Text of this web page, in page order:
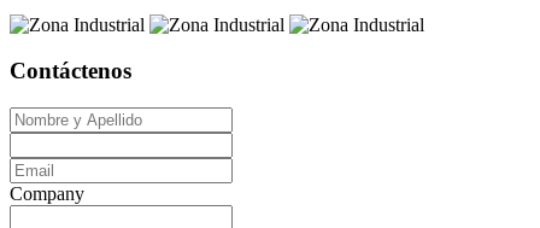
Contáctenos
Company